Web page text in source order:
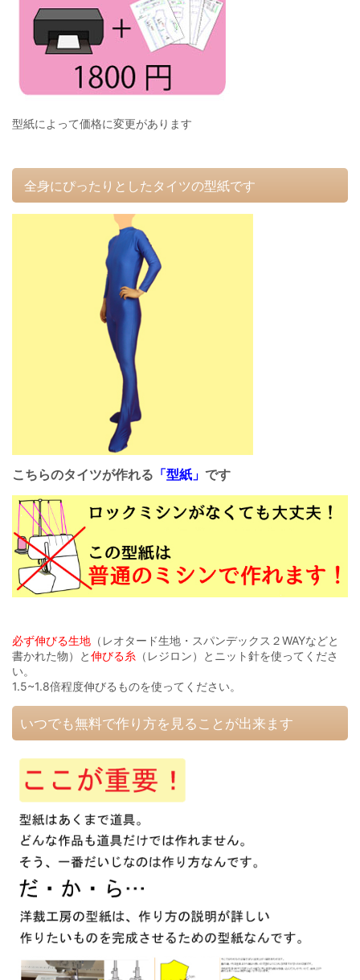
型紙によって価格に変更があります
全身にぴったりとしたタイツの型紙です
こちらのタイツが作れる 「型紙」 です
必ず伸びる生地 （レオタード生地・スパンデックス２WAYなどと
書かれた物）と伸びる糸 （レジロン）とニット針を使ってくださ
い。
1.5~1.8倍程度伸びるものを使ってください。
いつでも無料で作り方を見ることが出来ます